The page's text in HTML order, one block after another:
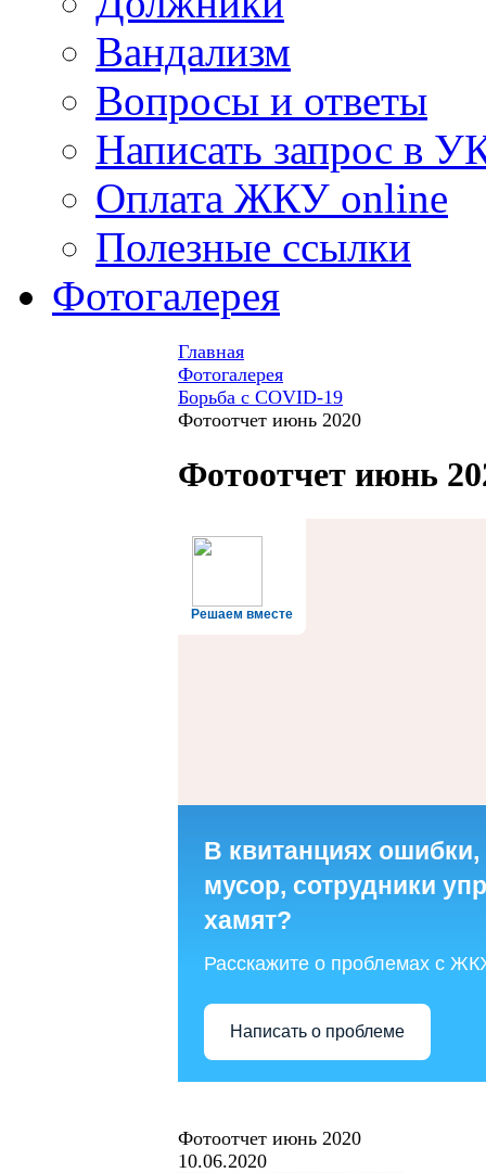
Вандализм
Вопросы и ответы
Написать запрос в
Оплата ЖКУ online
Полезные ссылки
Фотогалерея
Главная
Фотогалерея
Борьба с COVID-19
Фотоотчет июнь 2020
Фотоотчет июнь
Решаем вместе
В квитанциях
мусор, сотрудники
хамят?
Расскажите о проблемах с
Написать о проблеме
Фотоотчет июнь 2020
10.06.2020